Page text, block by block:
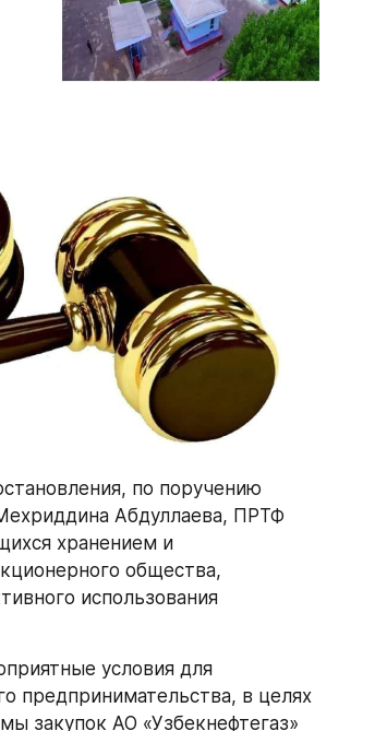
по поручению
Абдуллаева, ПРТФ
хранением и
общества,
использования
условия для
предпринимательства, в целях
закупок АО «Узбекнефтегаз»